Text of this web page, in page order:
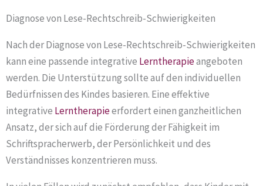
Diagnose von Lese-Rechtschreib-Schwierigkeiten
Nach der Diagnose von Lese-Rechtschreib-Schwierigkeiten
kann eine passende integrative Lerntherapieangeboten
werden. Die Unterstützung sollte auf den individuellen
Bedürfnissen des Kindes basieren. Eine effektive
integrative Lerntherapieerfordert einen ganzheitlichen
Ansatz, der sich auf die Förderung der Fähigkeit im
Schriftspracherwerb, der Persönlichkeit und des
Verständnisses konzentrieren muss.